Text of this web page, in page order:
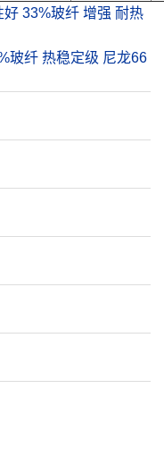
33%玻纤 增强 耐热
玻纤 热稳定级 尼龙66